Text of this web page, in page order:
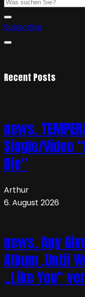
Subscribe
Recent Posts
news.
Single/Video
Die”
Arthur
6. August 2026
news. Any
Album ‚Until
„Like You“